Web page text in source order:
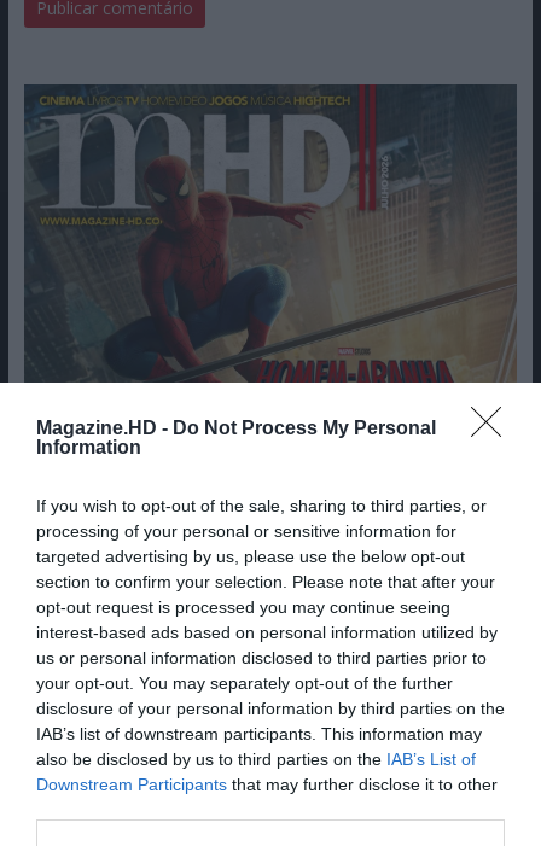
Magazine.HD - Do Not Process My Personal
Information
If you wish to opt-out of the sale, sharing to third parties, or
processing of your personal or sensitive information for
targeted advertising by us, please use the below opt-out
section to confirm your selection. Please note that after your
opt-out request is processed you may continue seeing
interest-based ads based on personal information utilized by
us or personal information disclosed to third parties prior to
your opt-out. You may separately opt-out of the further
disclosure of your personal information by third parties on the
IAB’s list of downstream participants. This information may
also be disclosed by us to third parties on the IAB’s List of
Downstream Participants that may further disclose it to other
Cine Estreias HD